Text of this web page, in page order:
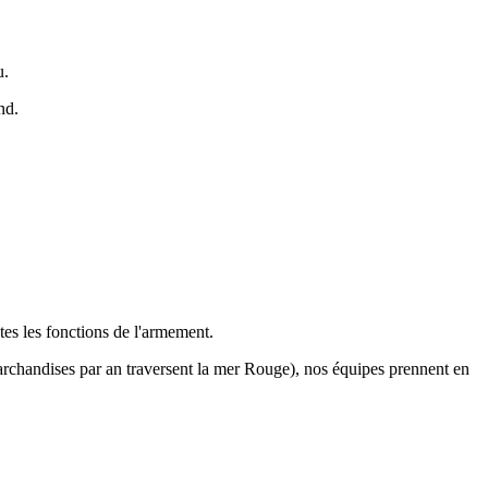
les fonctions de l'armement.
par an traversent la mer Rouge), nos équipes prennent en